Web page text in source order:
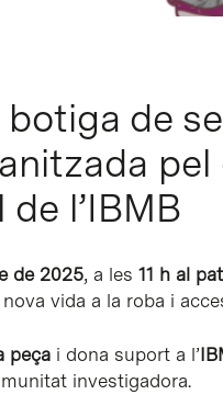
botiga de
pel
l’IBMB
de 2025, a les 11 h al
vida a la roba i
peça i dona suport a l’
investigadora.